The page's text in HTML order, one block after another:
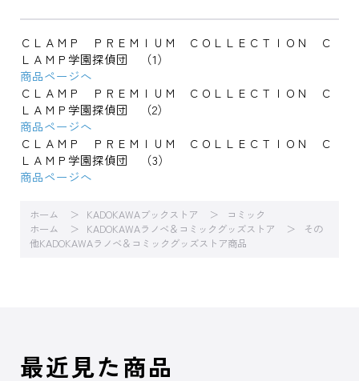
ＣＬＡＭＰ ＰＲＥＭＩＵＭ ＣＯＬＬＥＣＴＩＯＮ Ｃ
ＬＡＭＰ学園探偵団 （1）
商品ページへ
ＣＬＡＭＰ ＰＲＥＭＩＵＭ ＣＯＬＬＥＣＴＩＯＮ Ｃ
ＬＡＭＰ学園探偵団 （2）
商品ページへ
ＣＬＡＭＰ ＰＲＥＭＩＵＭ ＣＯＬＬＥＣＴＩＯＮ Ｃ
ＬＡＭＰ学園探偵団 （3）
商品ページへ
ホーム KADOKAWAブックストア
コミック
ホーム
KADOKAWAラノベ＆コミックグッズストア
その
他KADOKAWAラノベ＆コミックグッズストア商品
最近見た商品